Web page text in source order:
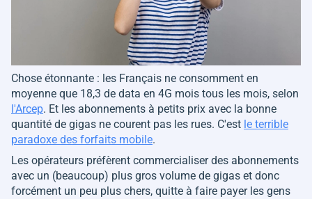
Chose étonnante : les Français ne consomment en
moyenne que 18,3 de data en 4G mois tous les mois, selon
l'Arcep. Et les abonnements à petits prix avec la bonne
quantité de gigas ne courent pas les rues. C'est le terrible
paradoxe des forfaits mobile.
Les opérateurs préfèrent commercialiser des abonnements
avec un (beaucoup) plus gros volume de gigas et donc
forcément un peu plus chers, quitte à faire payer les gens